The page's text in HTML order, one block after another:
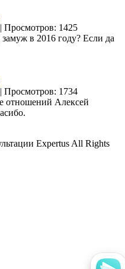
Просмотров: 1425
в 2016 году? Если да
Просмотров: 1734
отношений Алексей
Expertus All Rights